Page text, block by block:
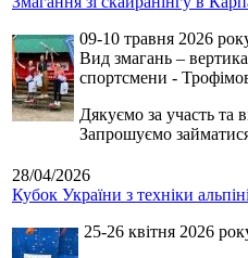
09-10 травня 2026
Вид змагань –
спортсмени -
Дякуємо за участь та
Запрошуємо
28/04/2026
Кубок України з техніки
25-26 квітня 2026